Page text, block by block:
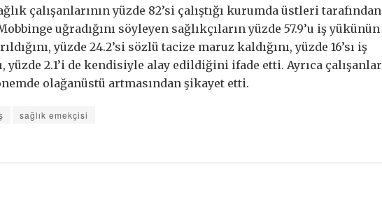
çalışanlarının yüzde 82’si çalıştığı kurumda üstleri tarafından
uğradığını söyleyen sağlıkçıların yüzde 57.9’u iş yükünün
yüzde 24.2’si sözlü tacize maruz kaldığını, yüzde 16’sı iş
yüzde 2.1’i de kendisiyle alay edildiğini ifade etti. Ayrıca çalışanlar
olağanüstü artmasından şikayet etti.
sağlık emekçisi